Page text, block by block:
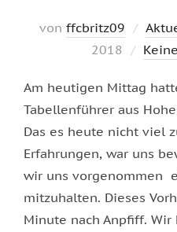
von ffcbritz09
2018
Am heutigen Mittag
Tabellenführer aus
Das es heute nicht viel
Erfahrungen, war uns
wir uns vorgenommen
mitzuhalten. Dieses
Minute nach Anpfiff.